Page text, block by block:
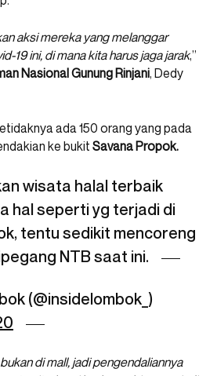
aksi mereka yang melanggar
19 ini, di mana kita harus jaga jarak,”
Nasional Gunung Rinjani, Dedy
ada 150 orang yang pada
ke bukit Savana Propok.
wisata halal terbaik
hal seperti yg terjadi di
tentu sedikit mencoreng
NTB saat ini.
(@insidelombok_)
di mall, jadi pengendaliannya